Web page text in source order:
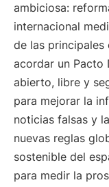
ambiciosa:
internacional
de las principales
acordar un Pacto
abierto, libre y
para mejorar la
noticias falsas y
nuevas reglas
sostenible del
para medir la